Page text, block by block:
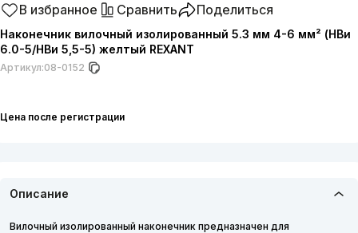
В избранное Сравнить Поделиться
Наконечник вилочный изолированный 5.3 мм 4-6 мм² (НВи
6.0-5/НВи 5,5-5) желтый REXANT
Артикул:08-0152
Цена после регистрации
Описание
Вилочный изолированный наконечник предназначен для